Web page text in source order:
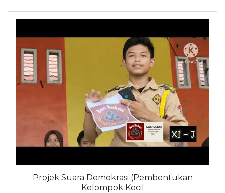
Projek Suara Demokrasi (Pembentukan
Kelompok Kecil